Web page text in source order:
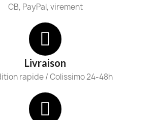
CB, PayPal, virement
Livraison
rapide / Colissimo 24-48h